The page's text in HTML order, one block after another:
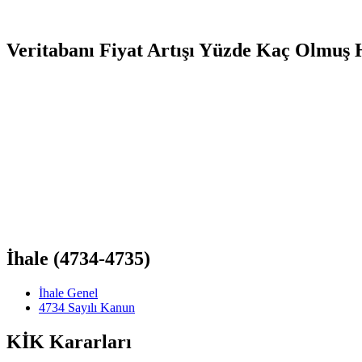
Veritabanı Fiyat Artışı Yüzde Kaç Olmuş
İhale (4734-4735)
İhale Genel
4734 Sayılı Kanun
KİK Kararları